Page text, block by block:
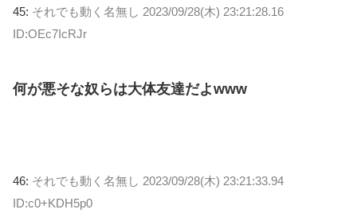
45: それでも動く名無し 2023/09/28(木) 23:21:28.16
ID:OEc7IcRJr
何が悪そな奴らは大体友達だよwww
46: それでも動く名無し 2023/09/28(木) 23:21:33.94
ID:c0+KDH5p0